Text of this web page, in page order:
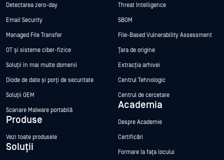
Detectarea zero-day
Email Security
Managed File Transfer
OT și sisteme ciber-fizice
Soluții în mai multe domenii
Diode de date și porți de securitate
Soluții OEM
Scanare Malware portabilă
Produse
Vezi toate produsele
Soluții
Threat Intelligence
SBOM
File-Based Vulnerability Assessment
Țara de origine
Extracția arhivei
Centrul Tehnologic
Centrul de cercetare
Academia
Despre Academie
Certificări
Formare la fața locului